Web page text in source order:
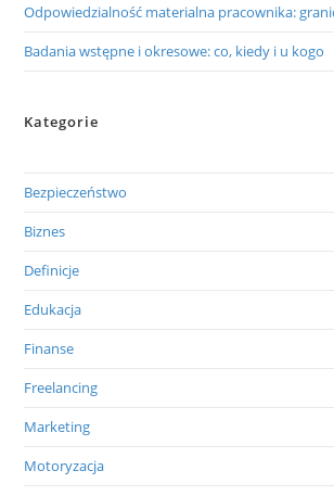
Odpowiedzialność materialna pracownika:
Badania wstępne i okresowe: co, kiedy i u kogo
Kategorie
Bezpieczeństwo
Biznes
Definicje
Edukacja
Finanse
Freelancing
Marketing
Motoryzacja